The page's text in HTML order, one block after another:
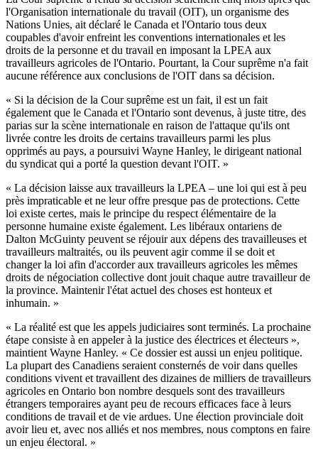
l'Organisation internationale du travail (OIT), un organisme des
Nations Unies, ait déclaré le Canada et l'Ontario tous deux
coupables d'avoir enfreint les conventions internationales et les
droits de la personne et du travail en imposant la LPEA aux
travailleurs agricoles de l'Ontario. Pourtant, la Cour suprême n'a fait
aucune référence aux conclusions de l'OIT dans sa décision.
« Si la décision de la Cour suprême est un fait, il est un fait
également que le Canada et l'Ontario sont devenus, à juste titre, des
parias sur la scène internationale en raison de l'attaque qu'ils ont
livrée contre les droits de certains travailleurs parmi les plus
opprimés au pays, a poursuivi Wayne Hanley, le dirigeant national
du syndicat qui a porté la question devant l'OIT. »
« La décision laisse aux travailleurs la LPEA – une loi qui est à peu
près impraticable et ne leur offre presque pas de protections. Cette
loi existe certes, mais le principe du respect élémentaire de la
personne humaine existe également. Les libéraux ontariens de
Dalton McGuinty peuvent se réjouir aux dépens des travailleuses et
travailleurs maltraités, ou ils peuvent agir comme il se doit et
changer la loi afin d'accorder aux travailleurs agricoles les mêmes
droits de négociation collective dont jouit chaque autre travailleur de
la province. Maintenir l'état actuel des choses est honteux et
inhumain. »
« La réalité est que les appels judiciaires sont terminés. La prochaine
étape consiste à en appeler à la justice des électrices et électeurs »,
maintient Wayne Hanley. « Ce dossier est aussi un enjeu politique.
La plupart des Canadiens seraient consternés de voir dans quelles
conditions vivent et travaillent des dizaines de milliers de travailleurs
agricoles en Ontario bon nombre desquels sont des travailleurs
étrangers temporaires ayant peu de recours efficaces face à leurs
conditions de travail et de vie ardues. Une élection provinciale doit
avoir lieu et, avec nos alliés et nos membres, nous comptons en faire
un enjeu électoral. »